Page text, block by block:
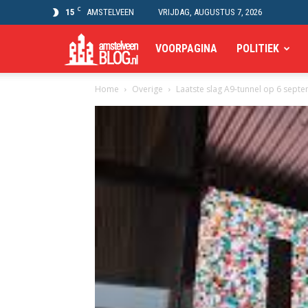
15 C AMSTELVEEN VRIJDAG, AUGUSTUS 7, 2026
Amstelveen
Blog
VOORPAGINA POLITIEK
Home Overige Laatste slag A9-tunnel op 6